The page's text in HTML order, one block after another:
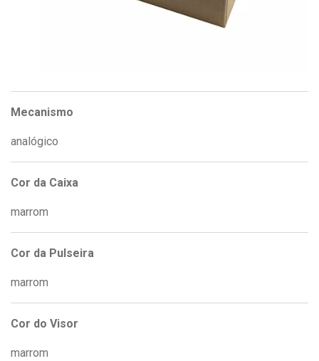
Mecanismo
analógico
Cor da Caixa
marrom
Cor da Pulseira
marrom
Cor do Visor
marrom